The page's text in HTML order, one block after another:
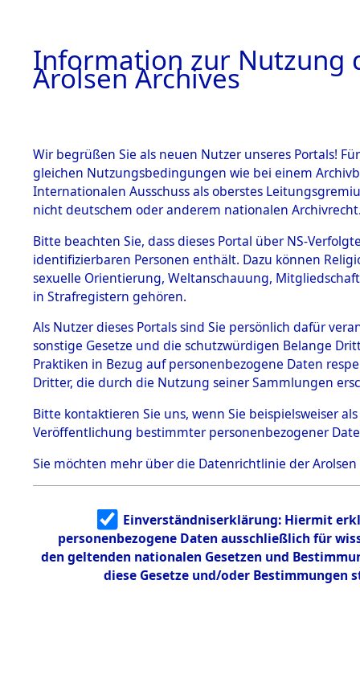
BESTÄNDE
1.
Inhaftierungsdoku
mente
1.2.9 Beim ITS
verwahrte
1.2.9.1
Effekten aus
dem KZ
Dachau
Effekten aus
dem KZ
Dachau,
Landesentsch
ädigungsamt
Effekten aus
dem KZ
Neuengamm
e
Dokument
3Akten
KASIMIER
Land
Polen
47405
DOKUMENTE
Information zur Nutzung
Arolsen Archives
Wir begrüßen Sie als neuen Nutzer unseres Portals!
gleichen Nutzungsbedingungen wie bei einem
Internationalen Ausschuss als oberstes
nicht deutschem oder anderem nationalen
Bitte beachten Sie, dass dieses Portal über NS-
identifizierbaren Personen enthält. Dazu können
sexuelle Orientierung, Weltanschauung,
in Strafregistern gehören.
Als Nutzer dieses Portals sind Sie persönlich dafür
sonstige Gesetze und die schutzwürdigen Belange
Praktiken in Bezug auf personenbezogene Daten
Dritter, die durch die Nutzung seiner Sammlungen
Bitte kontaktieren Sie uns, wenn Sie beispielsweiser
Veröffentlichung bestimmter personenbezogener
Sie möchten mehr über die Datenrichtlinie der Arolsen
Einverständniserklärung: Hiermit
personenbezogene Daten ausschließlich für
den geltenden nationalen Gesetzen und
diese Gesetze und/oder Bestimmungen